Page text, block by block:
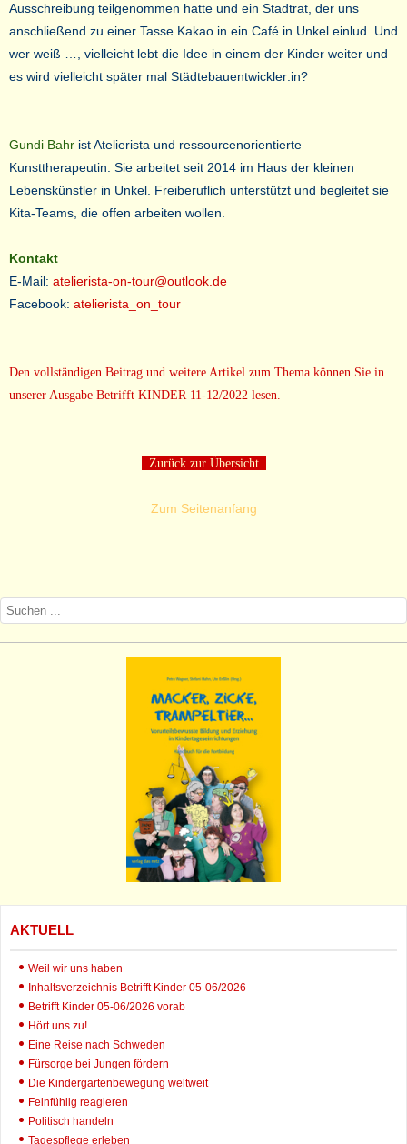
Ausschreibung teilgenommen hatte und ein Stadtrat, der uns
anschließend zu einer Tasse Kakao in ein Café in Unkel einlud. Und
wer weiß …, vielleicht lebt die Idee in einem der Kinder weiter und
es wird vielleicht später mal Städtebauentwickler:in?
Gundi Bahr ist Atelierista und ressourcenorientierte
Kunsttherapeutin. Sie arbeitet seit 2014 im Haus der kleinen
Lebenskünstler in Unkel. Freiberuflich unterstützt und begleitet sie
Kita-Teams, die offen arbeiten wollen.
Kontakt
E-Mail: atelierista-on-tour@outlook.de
Facebook: atelierista_on_tour
Den vollständigen Beitrag und weitere Artikel zum Thema können Sie in
unserer Ausgabe Betrifft KINDER 11-12/2022 lesen.
Zurück zur Übersicht
Zum Seitenanfang
AKTUELL
Weil wir uns haben
Inhaltsverzeichnis Betrifft Kinder 05-06/2026
Betrifft Kinder 05-06/2026 vorab
Hört uns zu!
Eine Reise nach Schweden
Fürsorge bei Jungen fördern
Die Kindergartenbewegung weltweit
Feinfühlig reagieren
Politisch handeln
Tagespflege erleben